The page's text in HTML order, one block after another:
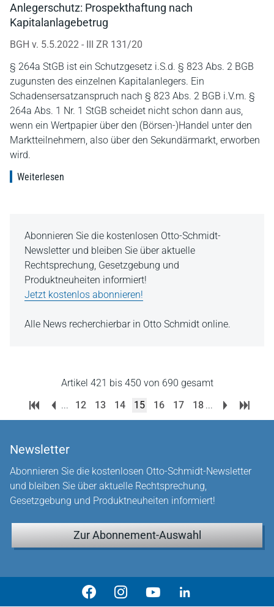
Anlegerschutz: Prospekthaftung nach
Kapitalanlagebetrug
BGH v. 5.5.2022 - III ZR 131/20
§ 264a StGB ist ein Schutzgesetz i.S.d. § 823 Abs. 2 BGB
zugunsten des einzelnen Kapitalanlegers. Ein
Schadensersatzanspruch nach § 823 Abs. 2 BGB i.V.m. §
264a Abs. 1 Nr. 1 StGB scheidet nicht schon dann aus,
wenn ein Wertpapier über den (Börsen-)Handel unter den
Marktteilnehmern, also über den Sekundärmarkt, erworben
wird.
Weiterlesen
Abonnieren Sie die kostenlosen Otto-Schmidt-
Newsletter und bleiben Sie über aktuelle
Rechtsprechung, Gesetzgebung und
Produktneuheiten informiert!
Jetzt kostenlos abonnieren!
Alle News recherchierbar in Otto Schmidt online.
Artikel 421 bis 450 von 690 gesamt
...
12 13 14 15 16 17 18 ...
Newsletter
Abonnieren Sie die kostenlosen Otto-Schmidt-Newsletter
und bleiben Sie über aktuelle Rechtsprechung,
Gesetzgebung und Produktneuheiten informiert!
Zur Abonnement-Auswahl